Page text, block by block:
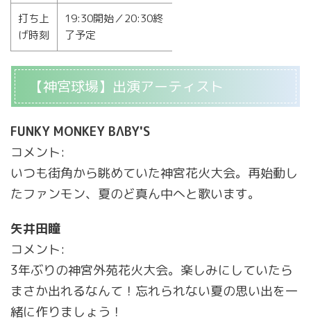
打ち上
げ時刻
19:30開始／20:30終
了予定
【神宮球場】出演アーティスト
FUNKY MONKEY BΛBY'S
コメント:
いつも街角から眺めていた神宮花火大会。再始動し
たファンモン、夏のど真ん中へと歌います。
矢井田瞳
コメント:
3年ぶりの神宮外苑花火大会。楽しみにしていたら
まさか出れるなんて！忘れられない夏の思い出を一
緒に作りましょう！